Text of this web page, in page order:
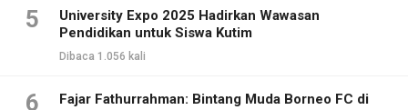
5
University Expo 2025 Hadirkan Wawasan
Pendidikan untuk Siswa Kutim
Dibaca 1.056 kali
6
Fajar Fathurrahman: Bintang Muda Borneo FC di